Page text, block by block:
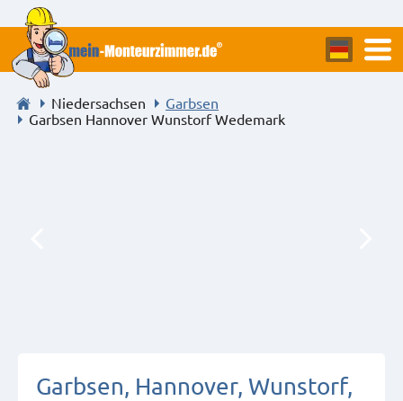
Niedersachsen
Garbsen
Garbsen Hannover Wunstorf Wedemark
Garbsen, Hannover, Wunstorf,